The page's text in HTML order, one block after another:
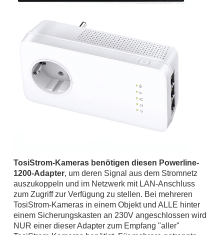
TosiStrom-Kameras benötigen diesen Powerline-
1200-Adapter, um deren Signal aus dem Stromnetz
auszukoppeln und im Netzwerk mit LAN-Anschluss
zum Zugriff zur Verfügung zu stellen. Bei mehreren
TosiStrom-Kameras in einem Objekt und ALLE hinter
einem Sicherungskasten an 230V angeschlossen wird
NUR einer dieser Adapter zum Empfang "aller"